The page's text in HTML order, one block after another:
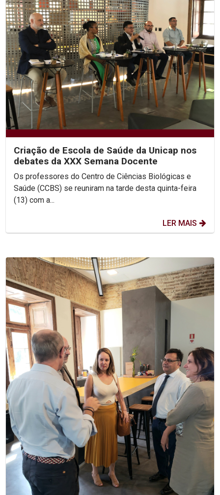
Criação de Escola de Saúde da Unicap nos
debates da XXX Semana Docente
Os professores do Centro de Ciências Biológicas e
Saúde (CCBS) se reuniram na tarde desta quinta-feira
(13) com a...
LER MAIS